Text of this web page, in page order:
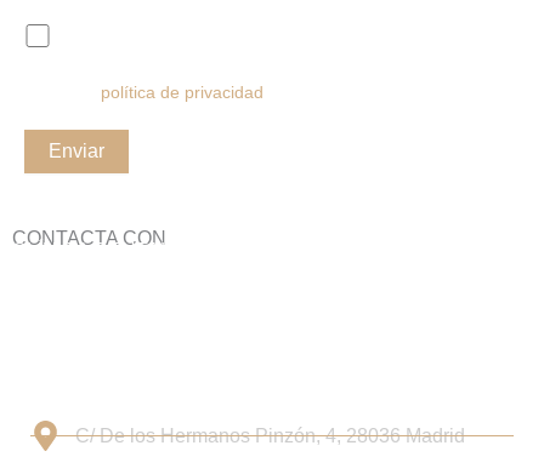
CONTACTA CON
CLÍNICA DENTAL BERNABÉU
C/ De los Hermanos Pinzón, 4, 28036 Madrid
política de privacidad